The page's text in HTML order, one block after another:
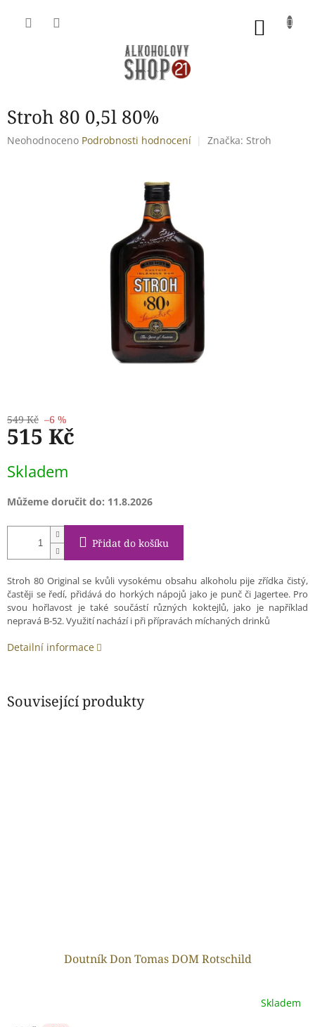
Stroh 80 0,5l 80%
Průměrné
Neohodnoceno Podrobnosti hodnocení Značka: Stroh
549 Kč –6 %
515 Kč
cena:
Skladem
Můžeme doručit do: 11.8.2026
Přidat do košíku
Stroh 80 Original se kvůli vysokému obsahu alkoholu pije zřídka čistý,
častěji se ředí, přidává do horkých nápojů jako je punč či Jagertee. Pro
svou hořlavost je také součástí různých koktejlů, jako je například
nepravá B-52. Využití nachází i při přípravách míchaných drinků
Detailní informace
Související produkty
Doutník Don Tomas DOM Rotschild
Skladem